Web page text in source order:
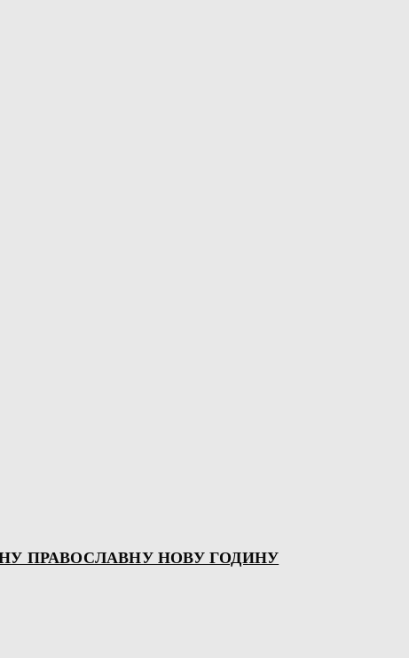
ПРАВОСЛАВНУ НОВУ ГОДИНУ